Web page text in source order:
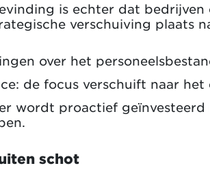
is echter dat
verschuiving plaats
over het
de focus verschuift naar
wordt proactief
schot